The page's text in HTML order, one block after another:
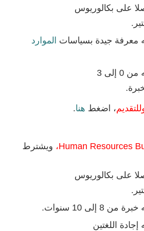
على بكالوريوس
معرفة جيدة بسياسات الموارد
أن يكون لديه من 0 إلى 3
، اضغط هنا.
ويشترط
على بكالوريوس
8 إلى 10 سنوات.
إجادة اللغتين